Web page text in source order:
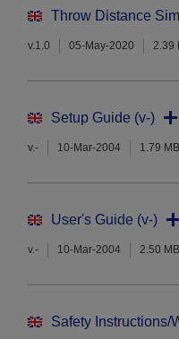
Throw Distance
v.1.0 05-May-2020 2.39
Setup Guide (v-)
v.- 10-Mar-2004 1.79 MB
User's Guide (v-)
v.- 10-Mar-2004 2.50 MB
Safety Instructions/